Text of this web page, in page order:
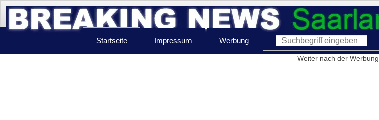
Startseite Impressum Werbung
Weiter nach der Werbung